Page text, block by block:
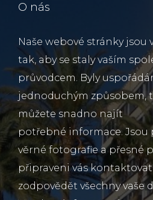
O nás
Naše webové stránky jsou
tak, aby se staly vaším
průvodcem. Byly
jednoduchým způsobem,
můžete snadno najít
potřebné informace. Jsou
věrné fotografie a přesné
připraveni vás kontaktovat
zodpovědět všechny vaše